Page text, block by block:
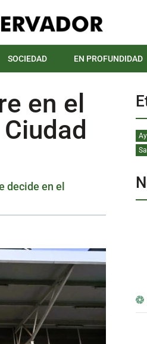
SOCIEDAD EN PROFUNDIDAD
en el
decide en el